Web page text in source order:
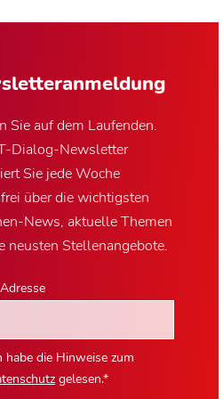
Sie auf dem Laufenden.
Dialog-Newsletter
Sie jede Woche
über die wichtigsten
News, aktuelle Themen
neusten Stellenangebote.
habe die Hinweise zum
gelesen.*